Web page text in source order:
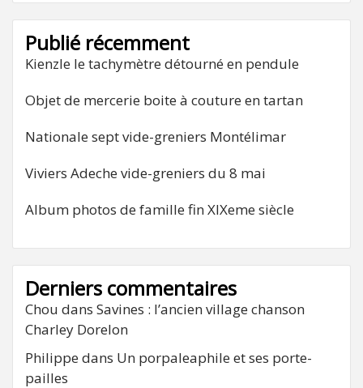
Publié récemment
Kienzle le tachymètre détourné en pendule
Objet de mercerie boite à couture en tartan
Nationale sept vide-greniers Montélimar
Viviers Adeche vide-greniers du 8 mai
Album photos de famille fin XIXeme siècle
Derniers commentaires
Chou dans Savines : l’ancien village chanson
Charley Dorelon
Philippe dans Un porpaleaphile et ses porte-
pailles